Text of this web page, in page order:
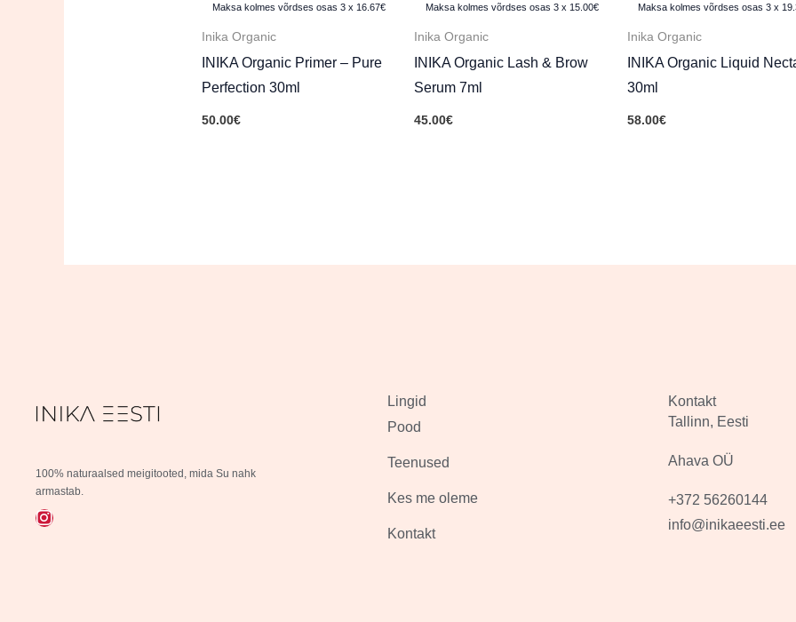
Maksa kolmes võrdses osas 3 x 16.67€
Inika Organic
INIKA Organic Primer – Pure
Perfection 30ml
50.00€
Maksa kolmes võrdses osas 3 x 15.00€
Inika Organic
INIKA Organic Lash & Brow
Serum 7ml
45.00€
Maksa kolmes võrdses osas 3 x
Inika Organic
INIKA Organic Liquid
30ml
58.00€
100% naturaalsed meigitooted, mida Su nahk
armastab.
I
n
Lingid
Pood
Teenused
Kes me oleme
Kontakt
Kontakt
Tallinn, Eesti
Ahava OÜ
+372 56260144
info@inikaeesti.ee